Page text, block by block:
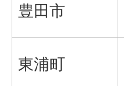
豊田市
東浦町